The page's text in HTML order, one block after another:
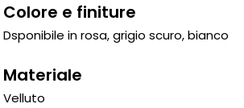
Colore e finiture
Dsponibile in rosa, grigio scuro, bianco
Materiale
Velluto